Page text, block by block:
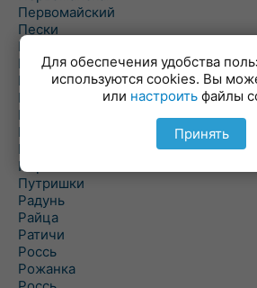
Первомайский
Пески
Петревичи
Погородно
Пограничный
Подлабенье
Подольцы
Подороск
Поречье
Порозово
Путришки
Радунь
Райца
Ратичи
Роcсь
Рожанка
Для обеспечения удобства
используются cookies. Вы
или настроить файлы
Принять